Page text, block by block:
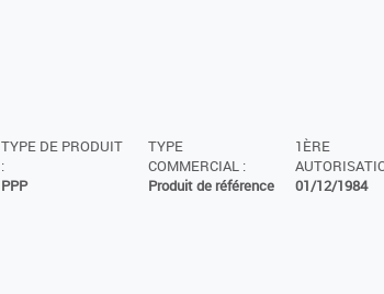
TYPE DE PRODUIT
:
PPP
TYPE
COMMERCIAL :
Produit de référence
1ÈRE
01/12/1984